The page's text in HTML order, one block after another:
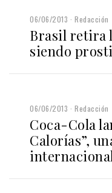
06/06/2013 Redacción
Brasil retira
siendo
06/06/2013 Redacción
Coca-Cola
Calorías”,